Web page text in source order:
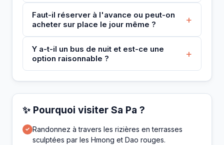
Faut-il réserver à l'avance ou peut-on
acheter sur place le jour même ?
+
Y a-t-il un bus de nuit et est-ce une
option raisonnable ?
+
✨ Pourquoi visiter Sa Pa ?
✓ Randonnez à travers les rizières en terrasses
sculptées par les Hmong et Dao rouges.